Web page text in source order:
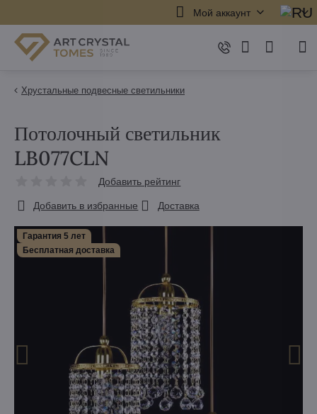
Мой аккаунт
Хрустальные подвесные светильники
Гарантия 5 лет
Бесплатная доставка
Потолочный светильник
LB077CLN
Добавить рейтинг
Добавить в избранные Доставка